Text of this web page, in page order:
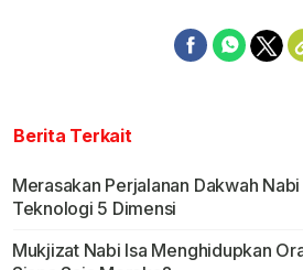
Berita Terkait
Merasakan Perjalanan Dakwah
Teknologi 5 Dimensi
Mukjizat Nabi Isa Menghidupkan